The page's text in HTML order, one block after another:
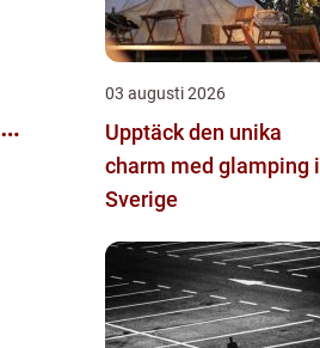
03 augusti 2026
Upptäck den unika
charm med glamping i
Sverige